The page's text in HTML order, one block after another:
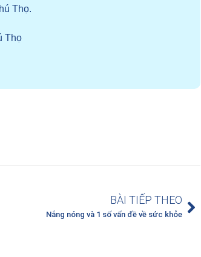
Thọ.
Thọ
BÀI TIẾP THEO
Nắng nóng và 1 số vấn đề về sức khỏe